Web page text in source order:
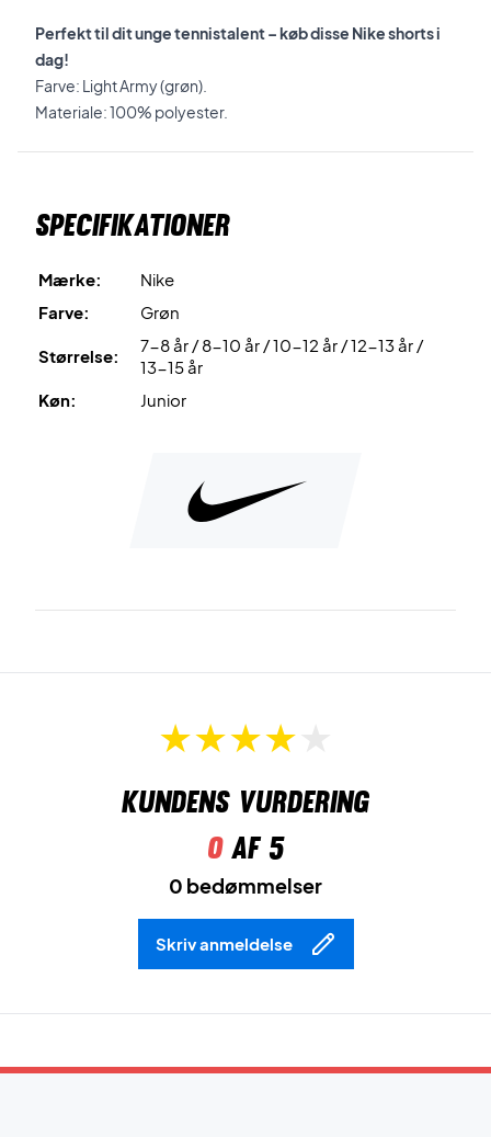
Perfekt til dit unge tennistalent – køb disse Nike shorts i
dag!
Farve: Light Army (grøn).
Materiale: 100% polyester.
Specifikationer
Mærke:
Nike
Farve:
Grøn
Størrelse:
7-8 år / 8-10 år / 10-12 år / 12-13 år /
13-15 år
Køn:
Junior
Kundens vurdering
0af 5
0 bedømmelser
Skriv anmeldelse